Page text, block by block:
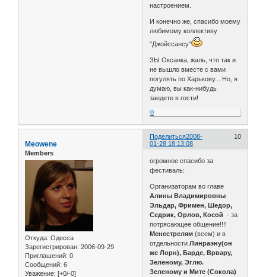
настроением.
И конечно же, спасибо моему
любимому коллективу
"Джойссансу"
ЗЫ Оксанка, жаль, что так и
не вышло вместе с вами
погулять по Харькову... Но, я
думаю, вы как-нибудь
заедете в гости!
0
Поделиться 10
2008-
01-28 18:13:08
Meowene
Members
Откуда: Одесса
Зарегистрирован: 2006-09-29
Приглашений: 0
Сообщений: 6
Уважение: [+0/-0]
огромное спасибо за
фестиваль:
Организаторам во главе
Алины Владимировны
Эльдар, Фримен, Шедор,
Седрик, Орлов, Косой - за
потрясающее общение!!!!
Менестрелям (всем) и в
отдельностиЛинраэну(он
же Лорн), Барде, Врвару,
Зеленому, Эглю.
Зеленому и Мите (Сокола)